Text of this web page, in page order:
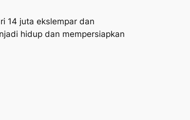
14 juta ekslempar dan
hidup dan mempersiapkan